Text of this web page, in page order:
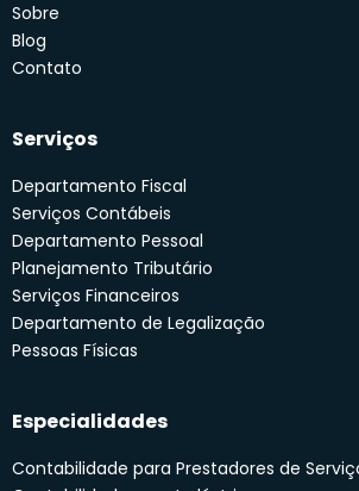
Sobre
Blog
Contato
Serviços
Departamento Fiscal
Serviços Contábeis
Departamento Pessoal
Planejamento Tributário
Serviços Financeiros
Departamento de Legalização
Pessoas Físicas
Especialidades
Contabilidade para Prestadores de